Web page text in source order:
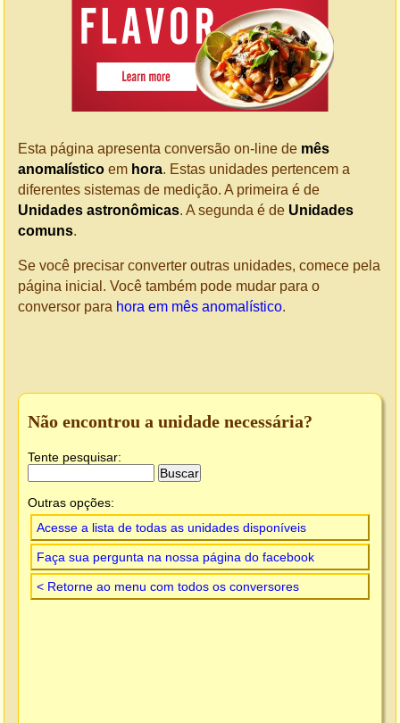
Esta página apresenta conversão on-line de mês
anomalístico em hora. Estas unidades pertencem a
diferentes sistemas de medição. A primeira é de
Unidades astronômicas. A segunda é de Unidades
comuns.
Se você precisar converter outras unidades, comece pela
página inicial. Você também pode mudar para o
conversor para hora em mês anomalístico.
Não encontrou a unidade necessária?
Tente pesquisar:
Outras opções:
Acesse a lista de todas as unidades disponíveis
Faça sua pergunta na nossa página do facebook
< Retorne ao menu com todos os conversores